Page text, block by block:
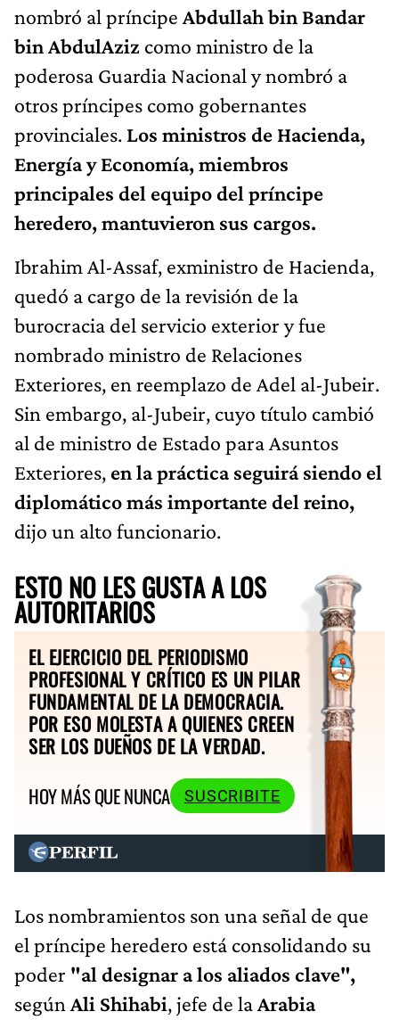
nombró al príncipe Abdullah bin Bandar
bin AbdulAziz como ministro de la
poderosa Guardia Nacional y nombró a
otros príncipes como gobernantes
provinciales. Los ministros de Hacienda,
Energía y Economía, miembros
principales del equipo del príncipe
heredero, mantuvieron sus cargos.
Ibrahim Al-Assaf, exministro de Hacienda,
quedó a cargo de la revisión de la
burocracia del servicio exterior y fue
nombrado ministro de Relaciones
Exteriores, en reemplazo de Adel al-Jubeir.
Sin embargo, al-Jubeir, cuyo título cambió
al de ministro de Estado para Asuntos
Exteriores, en la práctica seguirá siendo el
diplomático más importante del reino,
dijo un alto funcionario.
ESTO NO LES GUSTA A LOS
AUTORITARIOS
EL EJERCICIO DEL PERIODISMO
PROFESIONAL Y CRÍTICO ES UN PILAR
FUNDAMENTAL DE LA DEMOCRACIA.
POR ESO MOLESTA A QUIENES CREEN
SER LOS DUEÑOS DE LA VERDAD.
HOY MÁS QUE NUNCA
SUSCRIBITE
Los nombramientos son una señal de que
el príncipe heredero está consolidando su
poder "al designar a los aliados clave",
según Ali Shihabi, jefe de laArabia